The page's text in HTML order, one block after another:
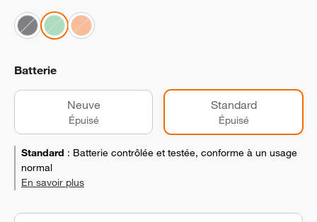
Batterie
Neuve
Épuisé
Standard
Épuisé
Standard : Batterie contrôlée et testée, conforme à un usage
normal
En savoir plus